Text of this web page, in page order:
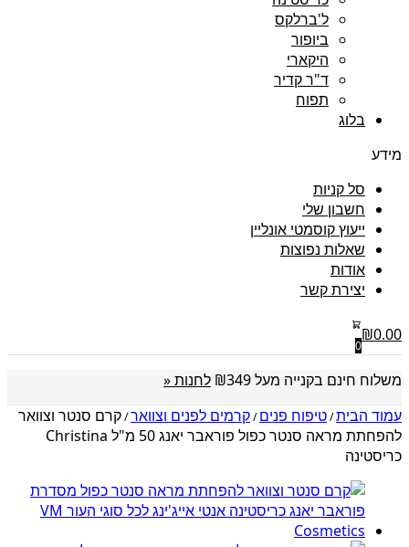
ל'ברלקס
ביופור
היקארי
ד"ר קדיר
תפוח
בלוג
מידע
סל קניות
חשבון שלי
ייעוץ קוסמטי אונליין
שאלות נפוצות
אודות
יצירת קשר
₪0.00
0
משלוח חינם בקנייה מעל ₪349
לחנות «
עמוד הבית/טיפוח פנים/קרמים לפנים וצוואר/קרם סנטר וצוואר
להפחתת מראה סנטר כפול פוראבר יאנג 50 מ"ל Christina
כריסטינה